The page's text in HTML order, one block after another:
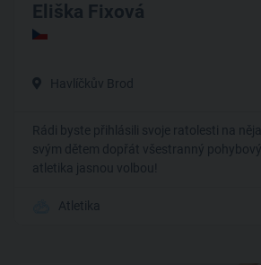
Eliška Fixová
Havlíčkův Brod
Rádi byste přihlásili svoje ratolesti na
svým dětem dopřát všestranný
atletika jasnou volbou!
Atletika